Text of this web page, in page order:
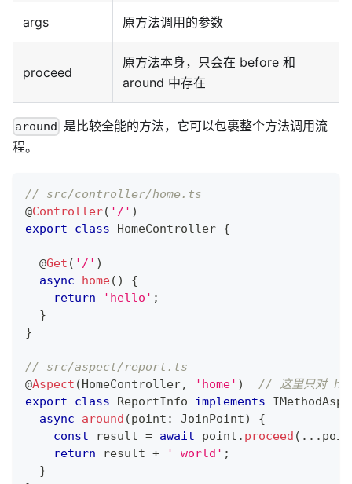
args 原方法调用的参数
proceed
原方法本身，只会在 before 和
around 中存在
around 是比较全能的方法，它可以包裹整个方法调用流
程。
// src/controller/home.ts
@Controller( '/' )
export
class HomeController {
@Get ( '/' )
async
home( )
{
return
'hello' ;
}
}
// src/aspect/report.ts
@Aspect (HomeController, 'home' )
// 这里只对
export
class ReportInfo implements
async
around (point : JoinPoint)
{
const result = await point . proceed ( ...
return result + ' world' ;
}